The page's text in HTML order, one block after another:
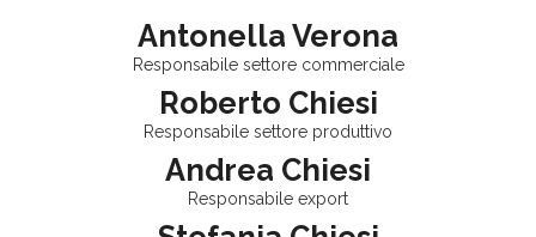
Antonella Verona
Responsabile settore commerciale
Roberto Chiesi
Responsabile settore produttivo
Andrea Chiesi
Responsabile export